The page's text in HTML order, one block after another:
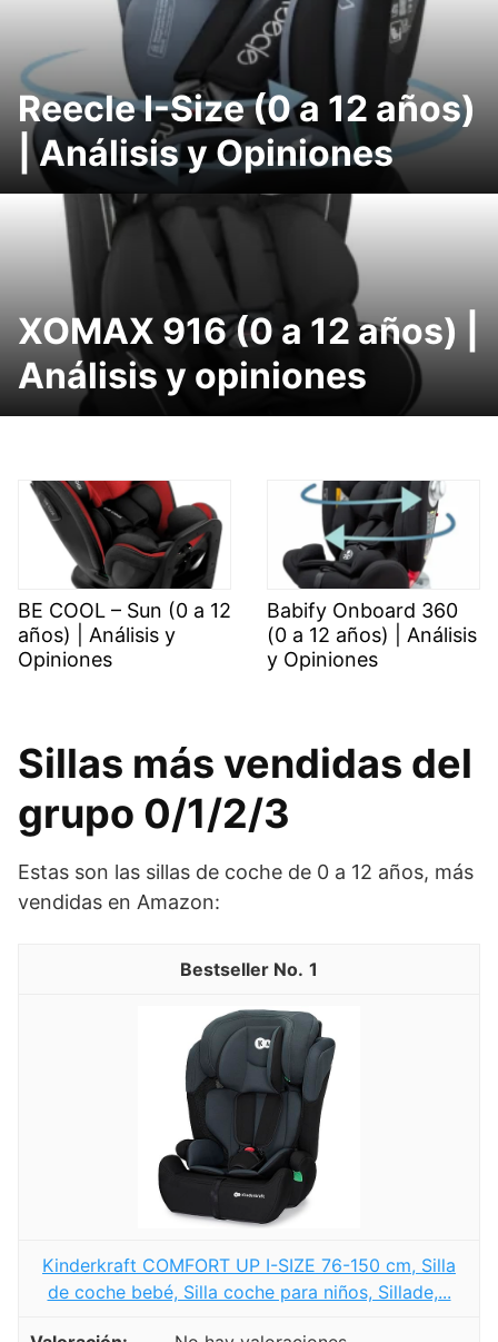
Reecle I-Size (0 a 12 años)
| Análisis y Opiniones
XOMAX 916 (0 a 12 años) |
Análisis y opiniones
BE COOL – Sun (0 a 12
años) | Análisis y
Opiniones
Babify Onboard 360
(0 a 12 años) | Análisis
y Opiniones
Sillas más vendidas del
grupo 0/1/2/3
Estas son las sillas de coche de 0 a 12 años, más
vendidas en Amazon:
1
Kinderkraft COMFORT UP I-SIZE 76-150 cm, Silla
de coche bebé, Silla coche para niños, Sillade,...